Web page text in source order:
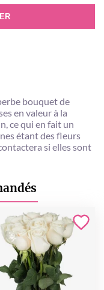
bouquet de
en valeur à la
ce qui en fait un
étant des fleurs
si elles sont